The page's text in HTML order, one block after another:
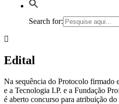
Search for:
Edital
Na sequência do Protocolo firmado
e a Tecnologia I.P. e a Fundação
é aberto concurso para atribuição